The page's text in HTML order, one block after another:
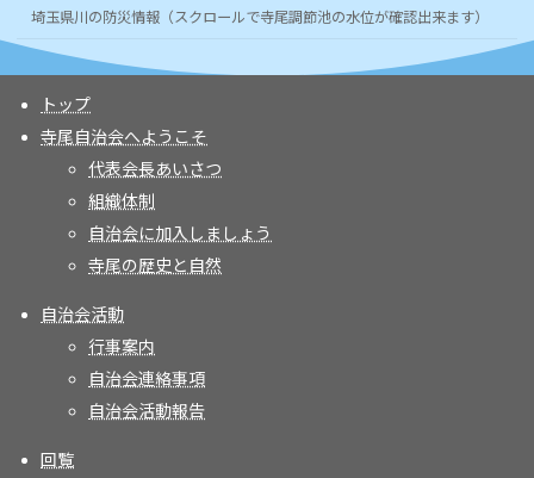
埼玉県川の防災情報（スクロールで寺尾調節池の水位が確認出来ます）
トップ
寺尾自治会へようこそ
代表会長あいさつ
組織体制
自治会に加入しましょう
寺尾の歴史と自然
自治会活動
行事案内
自治会連絡事項
自治会活動報告
回覧